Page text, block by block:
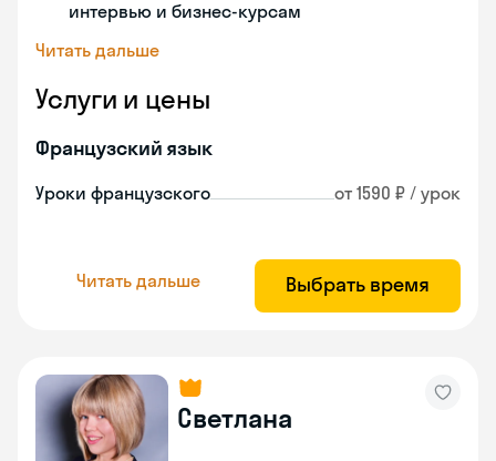
интервью и бизнес-курсам
Читать дальше
Услуги и цены
Французский язык
Уроки французского от 1590 ₽ / урок
Читать дальше Выбрать время
Светлана